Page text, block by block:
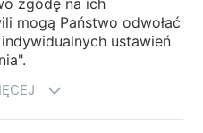
mogą Państwo odwołać
ustawień